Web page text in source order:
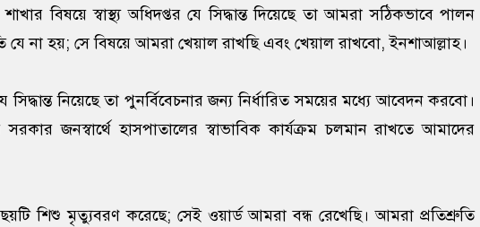
বিষয়ে স্বাস্থ্য অধিদপ্তর যে সিদ্ধান্ত দিয়েছে তা আমরা সঠিকভাবে পালন
যে না হয়; সে বিষয়ে আমরা খেয়াল রাখছি এবং খেয়াল রাখবো, ইনশাআল্লাহ।
নিয়েছে তা পুনর্বিবেচনার জন্য নির্ধারিত সময়ের মধ্যে আবেদন করবো।
জনস্বার্থে হাসপাতালের স্বাভাবিক কার্যক্রম চলমান রাখতে আমাদের
শিশু মৃত্যুবরণ করেছে; সেই ওয়ার্ড আমরা বন্ধ রেখেছি। আমরা প্রতিশ্রুতি